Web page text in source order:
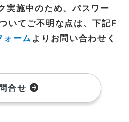
実施中のため、パスワー
いてご不明な点は、下記F
ォーム よりお問い合わせく
合せ